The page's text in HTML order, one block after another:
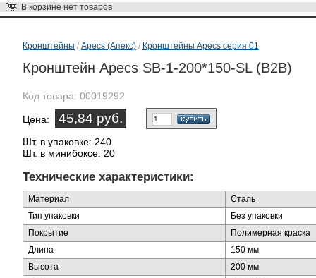
В корзине нет товаров
Кронштейны / Apecs (Апекс) / Кронштейны Apecs серия 01
Кронштейн Apecs SB-1-200*150-SL (B2B)
Код товара: 00019292
Цена: 45,84 руб.
Шт. в упаковке: 240
Шт. в минибоксе: 20
Технические характеристики:
Материал
Сталь
Тип упаковки
Без упаковки
Покрытие
Полимерная краска
Длина
150 мм
Высота
200 мм